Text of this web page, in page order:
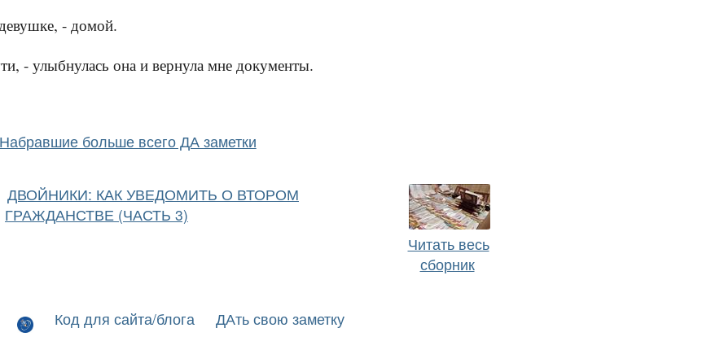
- домой.
- улыбнулась она и вернула мне документы.
Набравшие больше всего ДА заметки
ДВОЙНИКИ: КАК УВЕДОМИТЬ О ВТОРОМ
ГРАЖДАНСТВЕ (ЧАСТЬ 3)
Читать весь
сборник
Код для сайта/блога ДАть свою заметку